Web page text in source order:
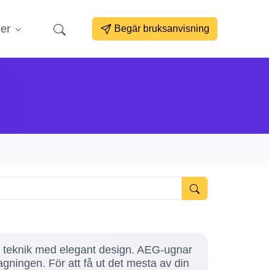
Begär bruksanvisning
med elegant design. AEG-ugnar
För att få ut det mesta av din